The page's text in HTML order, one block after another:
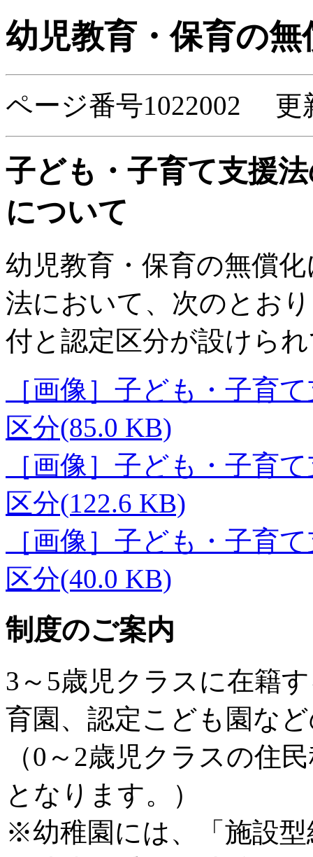
幼児教育・保育の
ページ番号1022002 更
子ども・子育て支援
について
幼児教育・保育の無償
法において、次のとお
付と認定区分が設けら
［画像］子ども・子育
区分(85.0 KB)
［画像］子ども・子育
区分(122.6 KB)
［画像］子ども・子育
区分(40.0 KB)
制度のご案内
3～5歳児クラスに在籍
育園、認定こども園な
（0～2歳児クラスの住
となります。）
※幼稚園には、「施設